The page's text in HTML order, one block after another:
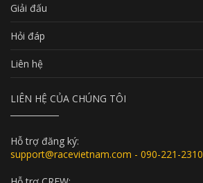
Giải đấu
Hỏi đáp
Liên hệ
LIÊN HỆ CỦA CHÚNG TÔI
Hỗ trợ đăng ký:
support@racevietnam.com - 090-221-2310